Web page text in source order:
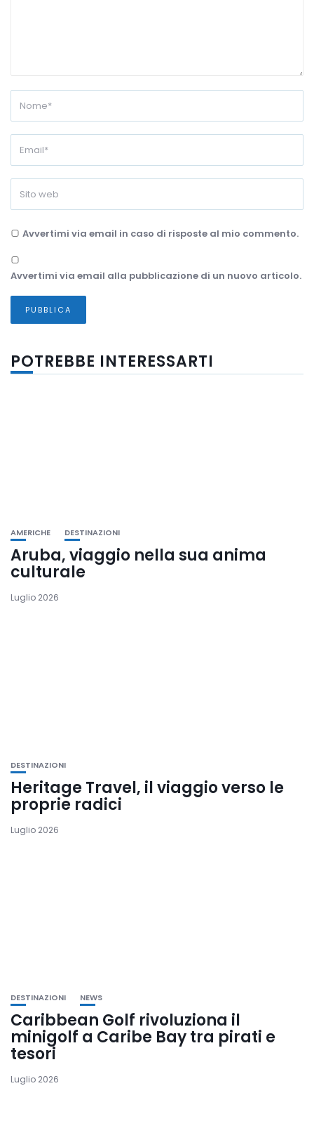
Avvertimi via email in caso di risposte al mio commento.
Avvertimi via email alla pubblicazione di un nuovo articolo.
POTREBBE INTERESSARTI
AMERICHE DESTINAZIONI
Aruba, viaggio nella sua anima
culturale
Luglio 2026
DESTINAZIONI
Heritage Travel, il viaggio verso le
proprie radici
Luglio 2026
DESTINAZIONI NEWS
Caribbean Golf rivoluziona il
minigolf a Caribe Bay tra pirati e
tesori
Luglio 2026